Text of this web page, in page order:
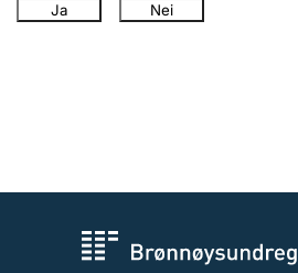
Ja Nei